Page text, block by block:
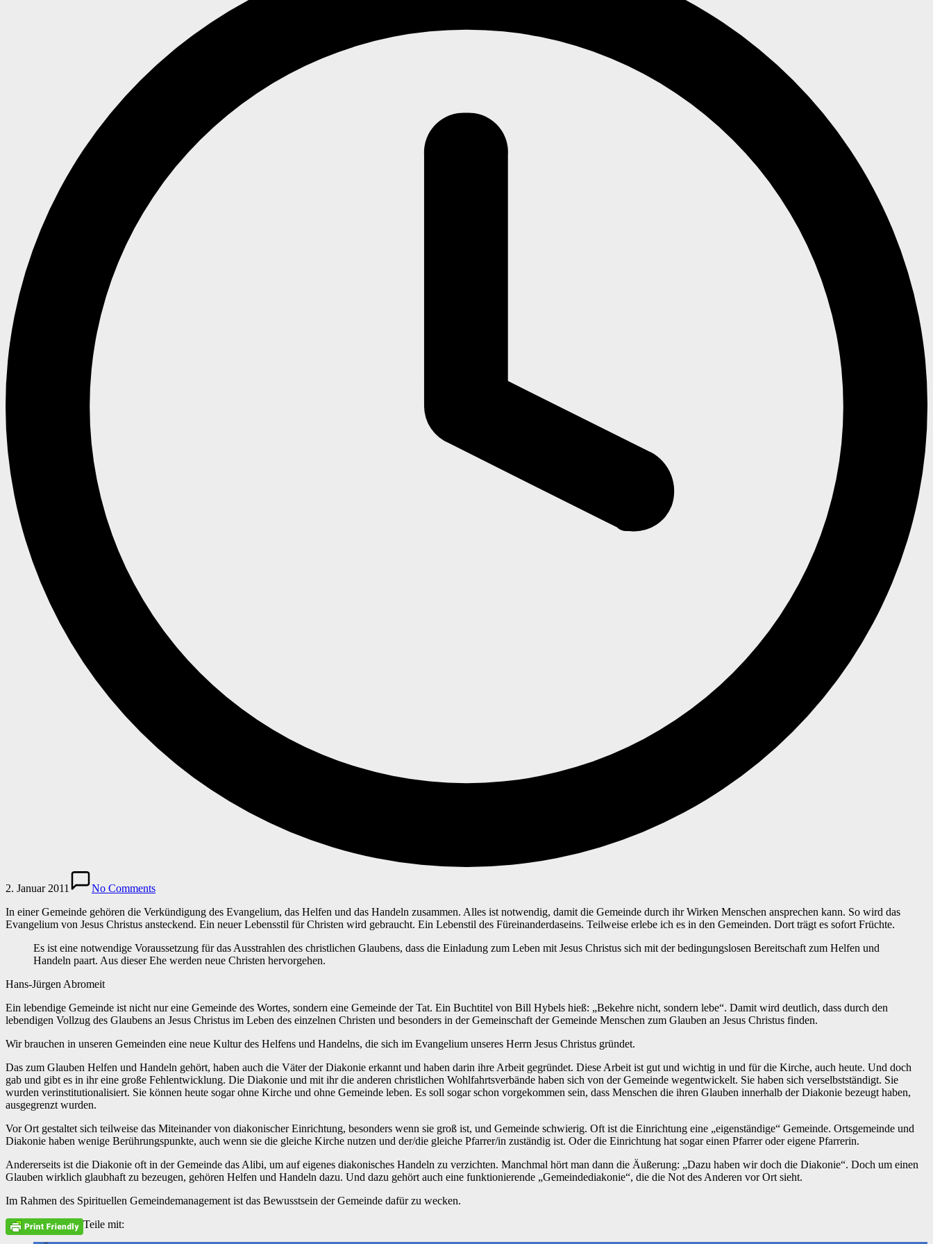
2. Januar 2011
No Comments
In einer Gemeinde gehören die Verkündigung des Evangelium, das Helfen und das Handeln zusammen. Alles ist notwendig, damit die Gemeinde durch ihr Wirken Menschen ansprechen kann. So wird das
Evangelium von Jesus Christus ansteckend. Ein neuer Lebensstil für Christen wird gebraucht. Ein Lebenstil des Füreinanderdaseins. Teilweise erlebe ich es in den Gemeinden. Dort trägt es sofort Früchte.
Es ist eine notwendige Voraussetzung für das Ausstrahlen des christlichen Glaubens, dass die Einladung zum Leben mit Jesus Christus sich mit der bedingungslosen Bereitschaft zum Helfen und
Handeln paart. Aus dieser Ehe werden neue Christen hervorgehen.
Hans-Jürgen Abromeit
Ein lebendige Gemeinde ist nicht nur eine Gemeinde des Wortes, sondern eine Gemeinde der Tat. Ein Buchtitel von Bill Hybels hieß: „Bekehre nicht, sondern lebe“. Damit wird deutlich, dass durch den
lebendigen Vollzug des Glaubens an Jesus Christus im Leben des einzelnen Christen und besonders in der Gemeinschaft der Gemeinde Menschen zum Glauben an Jesus Christus finden.
Wir brauchen in unseren Gemeinden eine neue Kultur des Helfens und Handelns, die sich im Evangelium unseres Herrn Jesus Christus gründet.
Das zum Glauben Helfen und Handeln gehört, haben auch die Väter der Diakonie erkannt und haben darin ihre Arbeit gegründet. Diese Arbeit ist gut und wichtig in und für die Kirche, auch heute. Und doch
gab und gibt es in ihr eine große Fehlentwicklung. Die Diakonie und mit ihr die anderen christlichen Wohlfahrtsverbände haben sich von der Gemeinde wegentwickelt. Sie haben sich verselbstständigt. Sie
wurden verinstitutionalisiert. Sie können heute sogar ohne Kirche und ohne Gemeinde leben. Es soll sogar schon vorgekommen sein, dass Menschen die ihren Glauben innerhalb der Diakonie bezeugt haben,
ausgegrenzt wurden.
Vor Ort gestaltet sich teilweise das Miteinander von diakonischer Einrichtung, besonders wenn sie groß ist, und Gemeinde schwierig. Oft ist die Einrichtung eine „eigenständige“ Gemeinde. Ortsgemeinde und
Diakonie haben wenige Berührungspunkte, auch wenn sie die gleiche Kirche nutzen und der/die gleiche Pfarrer/in zuständig ist. Oder die Einrichtung hat sogar einen Pfarrer oder eigene Pfarrerin.
Andererseits ist die Diakonie oft in der Gemeinde das Alibi, um auf eigenes diakonisches Handeln zu verzichten. Manchmal hört man dann die Äußerung: „Dazu haben wir doch die Diakonie“. Doch um einen
Glauben wirklich glaubhaft zu bezeugen, gehören Helfen und Handeln dazu. Und dazu gehört auch eine funktionierende „Gemeindediakonie“, die die Not des Anderen vor Ort sieht.
Im Rahmen des Spirituellen Gemeindemanagement ist das Bewusstsein der Gemeinde dafür zu wecken.
Teile mit: